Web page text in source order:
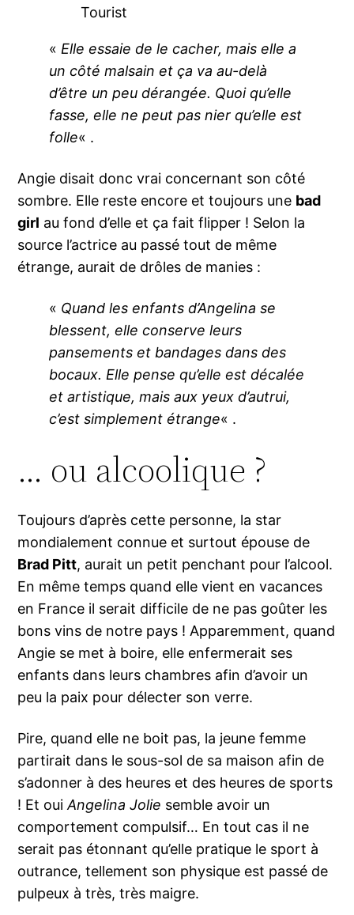
Tourist
«Elle essaie de le cacher, mais elle a
un côté malsain et ça va au-delà
d’être un peu dérangée. Quoi qu’elle
fasse, elle ne peut pas nier qu’elle est
folle« .
Angie disait donc vrai concernant son côté
sombre. Elle reste encore et toujours une bad
girl au fond d’elle et ça fait flipper ! Selon la
source l’actrice au passé tout de même
étrange, aurait de drôles de manies :
« Quand les enfants d’Angelina se
blessent, elle conserve leurs
pansements et bandages dans des
bocaux. Elle pense qu’elle est décalée
et artistique, mais aux yeux d’autrui,
c’est simplement étrange« .
… ou alcoolique ?
Toujours d’après cette personne, la star
mondialement connue et surtout épouse de
Brad Pitt, aurait un petit penchant pour l’alcool.
En même temps quand elle vient en vacances
en France il serait difficile de ne pas goûter les
bons vins de notre pays ! Apparemment, quand
Angie se met à boire, elle enfermerait ses
enfants dans leurs chambres afin d’avoir un
peu la paix pour délecter son verre.
Pire, quand elle ne boit pas, la jeune femme
partirait dans le sous-sol de sa maison afin de
s’adonner à des heures et des heures de sports
! Et ouiAngelina Jolie semble avoir un
comportement compulsif… En tout cas il ne
serait pas étonnant qu’elle pratique le sport à
outrance, tellement son physique est passé de
pulpeux à très, très maigre.